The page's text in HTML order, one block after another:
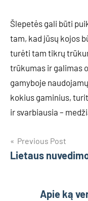
Šlepetės gali būti
tam, kad jūsų kojos
turėti tam tikrų
trūkumas ir galimas
gamyboje
kokius gaminius,
ir svarbiausia –
Navigacija
tarp
Previous Post
Lietaus
Apie ką